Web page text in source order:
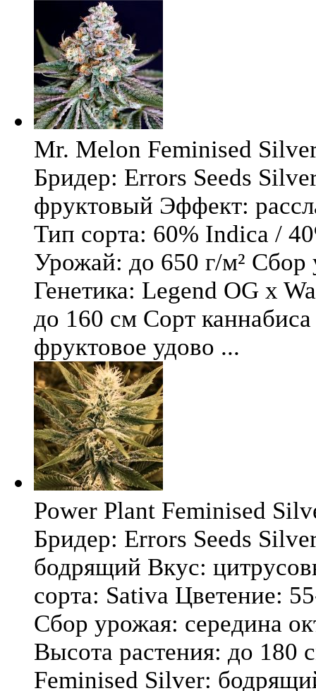
Mr. Melon Feminised
Бридер: Errors Seeds
фруктовый Эффект:
Тип сорта: 60% Indica /
Урожай: до 650 г/м² Сбор
Генетика: Legend OG x
до 160 см Сорт
фруктовое удово ...
Power Plant Feminised
Бридер: Errors Seeds
бодрящий Вкус:
сорта: Sativa Цветение:
Сбор урожая: середина
Высота растения: до 180
Feminised Silver: